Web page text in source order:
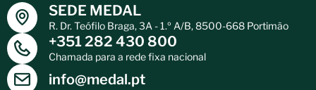
SEDE MEDAL
R. Dr. Teófilo Braga, 3A - 1.º A/B, 8500-668 Portimão
+351 282 430 800
Chamada para a rede fixa nacional
info@medal.pt